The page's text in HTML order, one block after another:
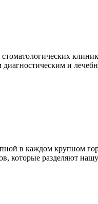
и
в каждом крупном
которые разделяют